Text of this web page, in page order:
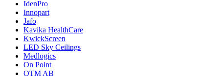
IdenPro
Innopart
Jafo
Kavika HealthCare
KwickScreen
LED Sky Ceilings
Medlogics
On Point
OTM AB